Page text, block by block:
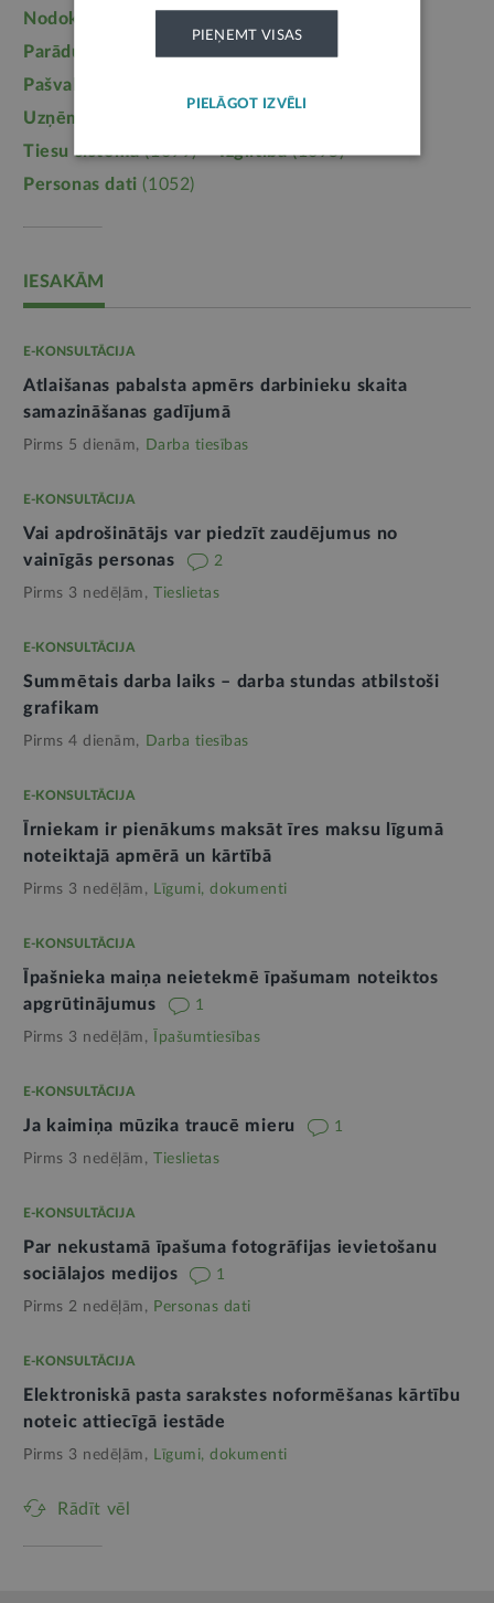
Nodokļi
Parādu piedziņa
Pašvaldības
Uzņēmējdarbība
Tiesu sistēma(1099) Izglītība(1095)
Personas dati (1052)
IESAKĀM
E-KONSULTĀCIJA
Atlaišanas pabalsta apmērs darbinieku skaita
samazināšanas gadījumā
Pirms 5 dienām, Darba tiesības
E-KONSULTĀCIJA
Vai apdrošinātājs var piedzīt zaudējumus no
vainīgās personas
2
Pirms 3 nedēļām, Tieslietas
E-KONSULTĀCIJA
Summētais darba laiks – darba stundas atbilstoši
grafikam
Pirms 4 dienām, Darba tiesības
E-KONSULTĀCIJA
Īrniekam ir pienākums maksāt īres maksu līgumā
noteiktajā apmērā un kārtībā
Pirms 3 nedēļām, Līgumi, dokumenti
E-KONSULTĀCIJA
Īpašnieka maiņa neietekmē īpašumam noteiktos
apgrūtinājumus
1
Pirms 3 nedēļām, Īpašumtiesības
E-KONSULTĀCIJA
Ja kaimiņa mūzika traucē mieru 1
Pirms 3 nedēļām, Tieslietas
E-KONSULTĀCIJA
Par nekustamā īpašuma fotogrāfijas ievietošanu
sociālajos medijos
1
Pirms 2 nedēļām, Personas dati
E-KONSULTĀCIJA
Elektroniskā pasta sarakstes noformēšanas kārtību
noteic attiecīgā iestāde
Pirms 3 nedēļām, Līgumi, dokumenti
Rādīt vēl
PIEŅEMT VISAS
PIELĀGOT IZVĒLI